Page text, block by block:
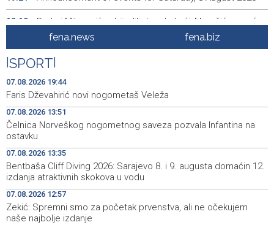
19:10
Rudari Milanovića ubijedili da ode kući, Memčić se već
ponovo vratio u jamu 'Raspotočje'
19:03
Sarajevo Film Festival presents Kinoscope and
Kinoscope Surreal programs
19:00 Najave događaja za 8. 8. 2026. godine (subota)
18:58
Fire breaks out across more than 40 hectares in Grude,
firefighters and Air Tractors on the ground
18:55
Zelenski doputovao u Beograd, sutra sastanak s
Vučićem
18:32
third expected on Saturday
fena.news fena.biz
SPORT
07.08.2026 19:44
Faris Dževahirić novi nogometaš Veleža
07.08.2026 13:51
Čelnica Norveškog nogometnog saveza pozvala Infantina na
ostavku
07.08.2026 13:35
Bentbaša Cliff Diving 2026: Sarajevo 8. i 9. augusta domaćin 12.
izdanja atraktivnih skokova u vodu
07.08.2026 12:57
Zekić: Spremni smo za početak prvenstva, ali ne očekujem
naše najbolje izdanje